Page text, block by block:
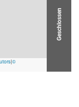
Geschlossen